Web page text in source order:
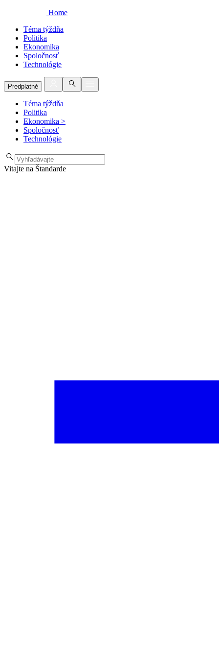
Home
Téma týždňa
Politika
Ekonomika
Spoločnosť
Technológie
Predplatné
Téma týždňa
Politika
Ekonomika >
Spoločnosť
Technológie
Vitajte na Štandarde